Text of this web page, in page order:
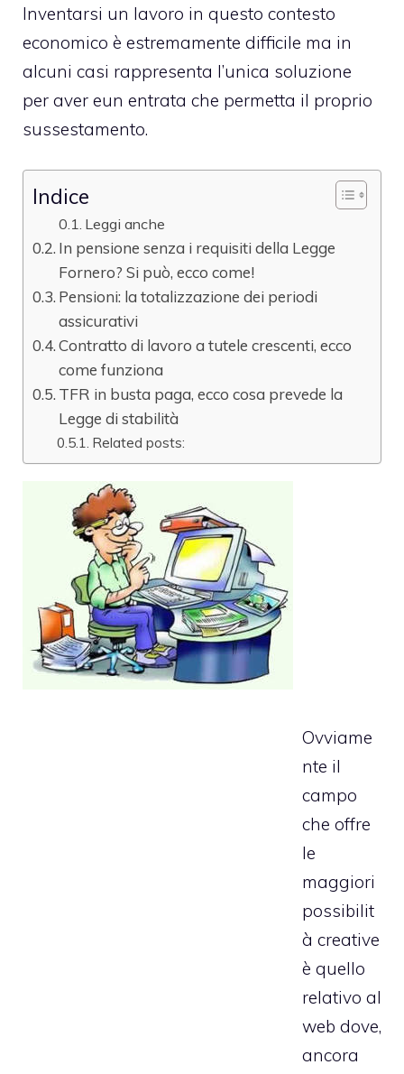
Inventarsi un lavoro in questo contesto
economico è estremamente difficile ma in
alcuni casi rappresenta l’unica soluzione
per aver eun entrata che permetta il proprio
sussestamento.
Indice
Leggi anche
In pensione senza i requisiti della Legge
Fornero? Si può, ecco come!
Pensioni: la totalizzazione dei periodi
assicurativi
Contratto di lavoro a tutele crescenti, ecco
come funziona
TFR in busta paga, ecco cosa prevede la
Legge di stabilità
Related posts:
Ovviame
nte il
campo
che offre
le
maggiori
possibilit
à creative
è quello
relativo al
web dove,
ancora